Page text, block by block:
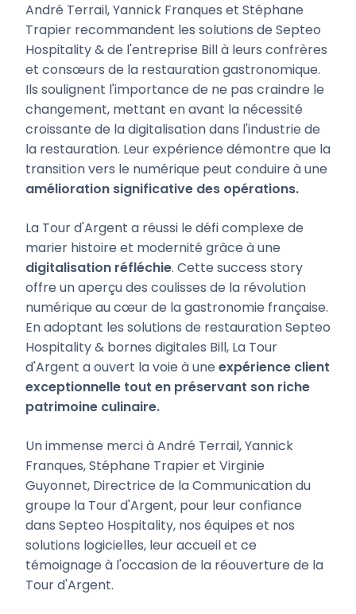
André Terrail, Yannick Franques et Stéphane
Trapier recommandent les solutions de Septeo
Hospitality & de l'entreprise Bill à leurs confrères
et consœurs de la restauration gastronomique.
Ils soulignent l'importance de ne pas craindre le
changement, mettant en avant la nécessité
croissante de la digitalisation dans l'industrie de
la restauration. Leur expérience démontre que la
transition vers le numérique peut conduire à une
amélioration significative des opérations.
La Tour d'Argent a réussi le défi complexe de
marier histoire et modernité grâce à une
digitalisation réfléchie. Cette success story
offre un aperçu des coulisses de la révolution
numérique au cœur de la gastronomie française.
En adoptant les solutions de restauration Septeo
Hospitality & bornes digitales Bill, La Tour
d'Argent a ouvert la voie à une expérience client
exceptionnelle tout en préservant son riche
patrimoine culinaire.
Un immense merci à André Terrail, Yannick
Franques, Stéphane Trapier et Virginie
Guyonnet, Directrice de la Communication du
groupe la Tour d'Argent, pour leur confiance
dans Septeo Hospitality, nos équipes et nos
solutions logicielles, leur accueil et ce
témoignage à l'occasion de la réouverture de la
Tour d'Argent.